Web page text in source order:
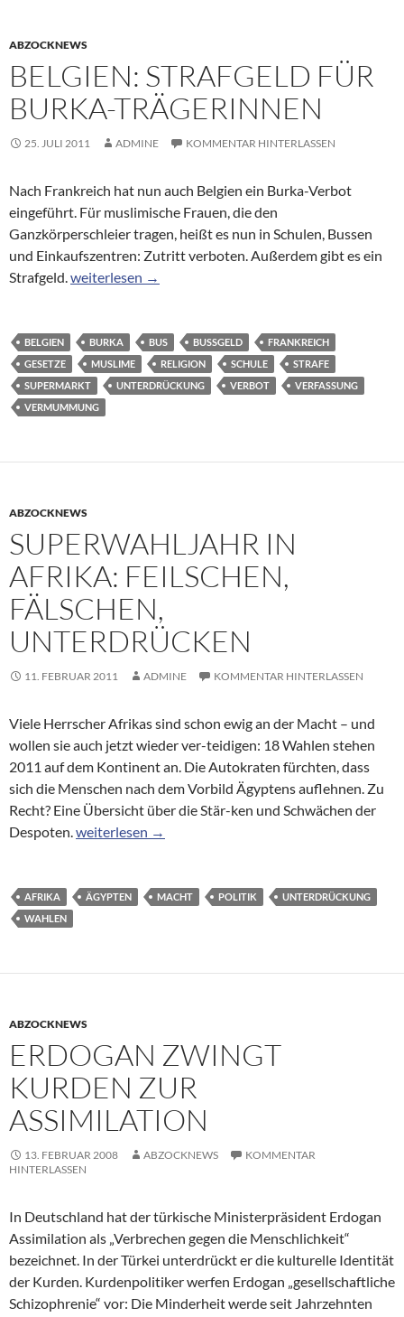
ABZOCKNEWS
BELGIEN: STRAFGELD FÜR
BURKA-TRÄGERINNEN
25. JULI 2011 ADMINE KOMMENTAR HINTERLASSEN
Nach Frankreich hat nun auch Belgien ein Burka-Verbot
eingeführt. Für muslimische Frauen, die den
Ganzkörperschleier tragen, heißt es nun in Schulen, Bussen
und Einkaufszentren: Zutritt verboten. Außerdem gibt es ein
Strafgeld.Belgien: Strafgeld für Burka-Trägerinnen
weiterlesen →
BELGIEN BURKA BUS BUSSGELD
FRANKREICH
GESETZE
MUSLIME RELIGION SCHULE
STRAFE
SUPERMARKT
UNTERDRÜCKUNG VERBOT
VERFASSUNG
VERMUMMUNG
ABZOCKNEWS
SUPERWAHLJAHR IN
AFRIKA: FEILSCHEN,
FÄLSCHEN,
UNTERDRÜCKEN
11. FEBRUAR 2011 ADMINE KOMMENTAR HINTERLASSEN
Viele Herrscher Afrikas sind schon ewig an der Macht – und
wollen sie auch jetzt wieder ver-teidigen: 18 Wahlen stehen
2011 auf dem Kontinent an. Die Autokraten fürchten, dass
sich die Menschen nach dem Vorbild Ägyptens auflehnen. Zu
Recht? Eine Übersicht über die Stär-ken und Schwächen der
Despoten.Superwahljahr in Afrika: Feilschen, fälschen,
weiterlesen →
AFRIKA ÄGYPTEN MACHT POLITIK
UNTERDRÜCKUNG
WAHLEN
ABZOCKNEWS
ERDOGAN ZWINGT
KURDEN ZUR
ASSIMILATION
13. FEBRUAR 2008 ABZOCKNEWS
KOMMENTAR
HINTERLASSEN
In Deutschland hat der türkische Ministerpräsident Erdogan
Assimilation als „Verbrechen gegen die Menschlichkeit“
bezeichnet. In der Türkei unterdrückt er die kulturelle Identität
der Kurden. Kurdenpolitiker werfen Erdogan „gesellschaftliche
Schizophrenie“ vor: Die Minderheit werde seit Jahrzehnten